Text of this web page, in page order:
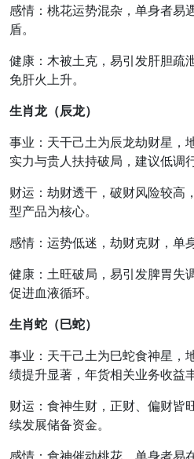
感情 ： 桃花运势混杂 ，单身者
盾。
健康 ： 木被土克，易引发肝胆疏
免肝火上升。
生肖龙（辰龙）
事业 ：天干己土为辰龙劫财星，
实力与贵人扶持破局，建议低调
财运 ： 劫财透干，破财风险较高
型产品为核心。
感情 ： 运势低迷，劫财克财 ，
健康 ： 土旺破局，易引发脾胃失
促进血液循环。
生肖蛇（巳蛇）
事业 ：天干己土为巳蛇食神星，
绩提升显著，年货相关业务收益丰
财运 ： 食神生财，正财、偏财皆
续发展储备资金。